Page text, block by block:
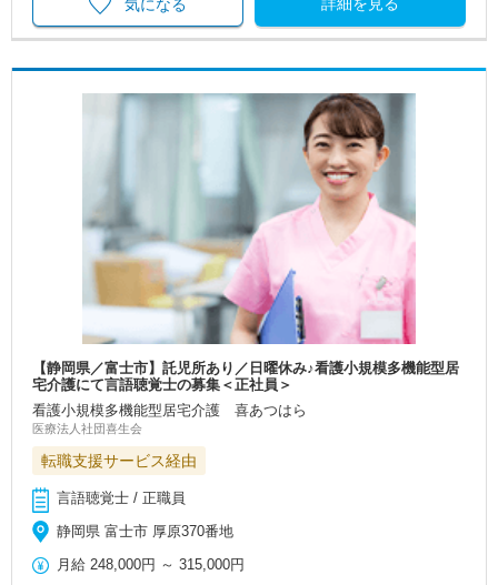
詳細を見る
気になる
【静岡県／富士市】託児所あり／日曜休み♪看護小規模多機能型居
宅介護にて言語聴覚士の募集＜正社員＞
看護小規模多機能型居宅介護 喜あつはら
医療法人社団喜生会
転職支援サービス経由
言語聴覚士 / 正職員
静岡県 富士市 厚原370番地
月給 248,000円 ～315,000円